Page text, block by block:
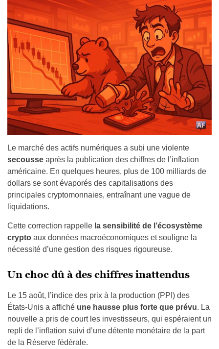
Le marché des actifs numériques a subi une violente
secousse après la publication des chiffres de l’inflation
américaine. En quelques heures, plus de 100 milliards de
dollars se sont évaporés des capitalisations des
principales cryptomonnaies, entraînant une vague de
liquidations.
Cette correction rappelle la sensibilité de l’écosystème
crypto aux données macroéconomiques et souligne la
nécessité d’une gestion des risques rigoureuse.
Un choc dû à des chiffres inattendus
Le 15 août, l’indice des prix à la production (PPI) des
États‑Unis a affiché une hausse plus forte que prévu. La
nouvelle a pris de court les investisseurs, qui espéraient un
repli de l’inflation suivi d’une détente monétaire de la part
de la Réserve fédérale.